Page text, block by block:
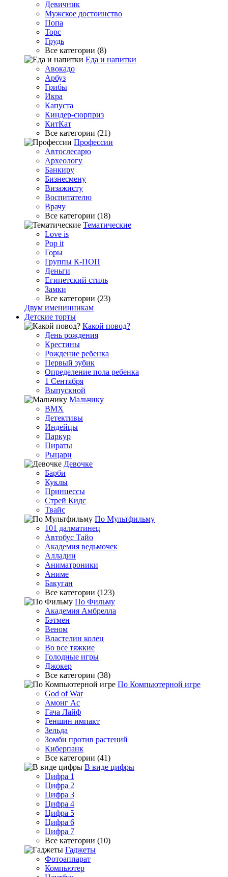
Девичник
Мужское достоинство
Попа
Торс
Грудь
Все категории (8)
Еда и напитки
Авокадо
Арбуз
Грибы
Икра
Капуста
Киндер-сюрприз
КитКат
Все категории (21)
Профессии
Автослесарю
Археологу
Банкиру
Бизнесмену
Визажисту
Воспитателю
Врачу
Все категории (18)
Тематические
Love is
Pop it
Горы
Группы К-ПОП
Деньги
Египетский стиль
Замки
Все категории (23)
Двум именинникам
Детские торты
Какой повод?
День рождения
Крестины
Рождение ребенка
Первый зубик
Определение пола ребенка
1 Сентября
Выпускной
Мальчику
BMX
Детективы
Индейцы
Паркур
Пираты
Рыцари
Девочке
Барби
Куклы
Принцессы
Стрей Кидс
Твайс
По Мультфильму
101 далматинец
Автобус Тайо
Академия ведьмочек
Алладин
Аниматроники
Аниме
Бакуган
Все категории (123)
По Фильму
Академия Амбрелла
Бэтмен
Веном
Властелин колец
Во все тяжкие
Голодные игры
Джокер
Все категории (38)
По Компьютерной игре
God of War
Амонг Ас
Гача Лайф
Геншин импакт
Зельда
Зомби против растений
Киберпанк
Все категории (41)
В виде цифры
Цифра 1
Цифра 2
Цифра 3
Цифра 4
Цифра 5
Цифра 6
Цифра 7
Все категории (10)
Гаджеты
Фотоаппарат
Компьютер